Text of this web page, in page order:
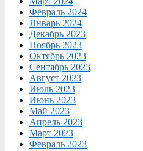
Февраль 2024
Январь 2024
Декабрь 2023
Ноябрь 2023
Октябрь 2023
Сентябрь 2023
Август 2023
Июль 2023
Июнь 2023
Май 2023
Апрель 2023
Март 2023
Февраль 2023